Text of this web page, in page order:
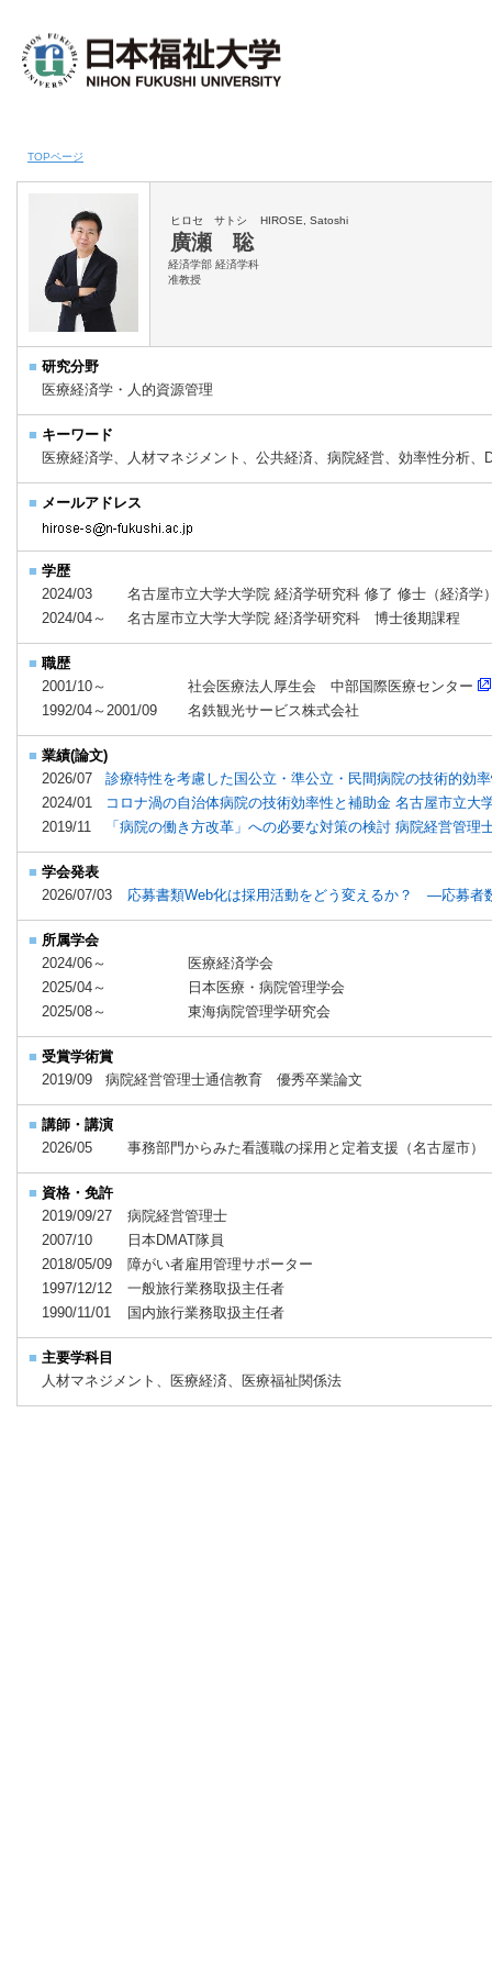
TOPページ
ヒロセ サトシ HIROSE, Satoshi
廣瀬 聡
経済学部 経済学科
准教授
■ 研究分野
医療経済学・人的資源管理
■ キーワード
医療経済学、人材マネジメント、公共経済、病院経営、効率性分析、
■ メールアドレス
■ 学歴
2024/03
名古屋市立大学大学院 経済学研究科 修了 修士（経済学
2024/04～
名古屋市立大学大学院 経済学研究科 博士後期課程
■ 職歴
2001/10～
社会医療法人厚生会 中部国際医療センター
1992/04～2001/09
名鉄観光サービス株式会社
■ 業績(論文)
2026/07
診療特性を考慮した国公立・準公立・民間病院の技術的
2024/01
コロナ渦の自治体病院の技術効率性と補助金 名古屋市立
2019/11
「病院の働き方改革」への必要な対策の検討 病院経営管
■ 学会発表
2026/07/03
応募書類Web化は採用活動をどう変えるか？ ―応募者
■ 所属学会
2024/06～
医療経済学会
2025/04～
日本医療・病院管理学会
2025/08～
東海病院管理学研究会
■ 受賞学術賞
2019/09
病院経営管理士通信教育 優秀卒業論文
■ 講師・講演
2026/05
事務部門からみた看護職の採用と定着支援（名古屋市）
■ 資格・免許
2019/09/27
病院経営管理士
2007/10
日本DMAT隊員
2018/05/09
障がい者雇用管理サポーター
1997/12/12
一般旅行業務取扱主任者
1990/11/01
国内旅行業務取扱主任者
■ 主要学科目
人材マネジメント、医療経済、医療福祉関係法